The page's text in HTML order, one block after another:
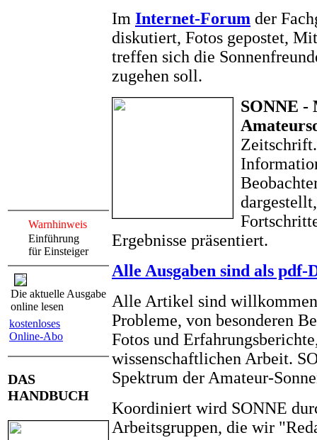
Warnhinweis
Einführung
für Einsteiger
Die aktuelle Ausgabe
online lesen
kostenloses
Online-Abo
DAS
HANDBUCH
Im Internet-Forum der
diskutiert, Fotos gepostet,
treffen sich die
zugehen soll.
SONNE -
Ergebnisse präsentiert.
Alle Ausgaben sind als
Alle Artikel sind
Probleme, von besonderen
Fotos und
wissenschaftlichen Arbeit.
Spektrum der Amateur-
Koordiniert wird SONNE
Arbeitsgruppen, die wir